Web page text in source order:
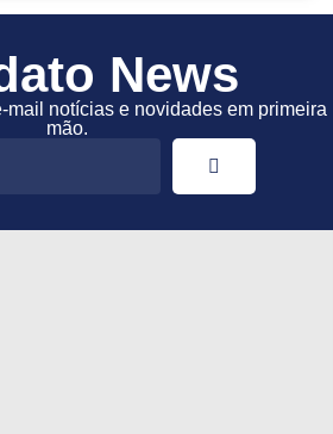
News
mail notícias e novidades em primeira
mão.